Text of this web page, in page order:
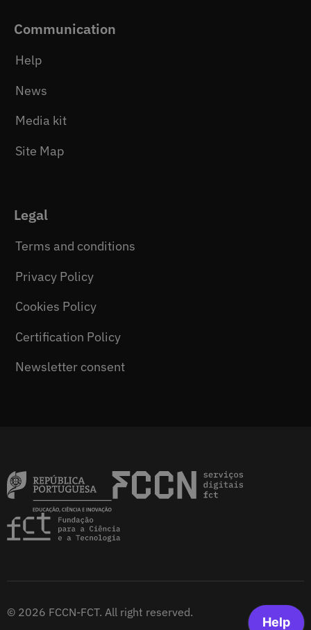
Communication
Help
News
Media kit
Site Map
Legal
Terms and conditions
Privacy Policy
Cookies Policy
Certification Policy
Newsletter consent
© 2026 FCCN-FCT. All right reserved.